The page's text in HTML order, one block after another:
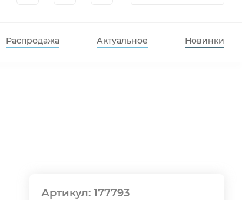
Распродажа Актуальное Новинки
Артикул:177793